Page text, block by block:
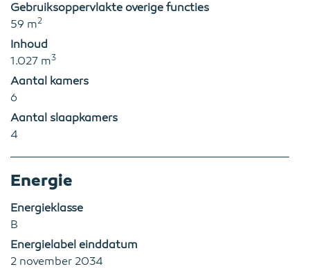
Gebruiksoppervlakte overige functies
59 m2
Inhoud
1.027 m3
Aantal kamers
6
Aantal slaapkamers
4
Energie
Energieklasse
B
Energielabel einddatum
2 november 2034